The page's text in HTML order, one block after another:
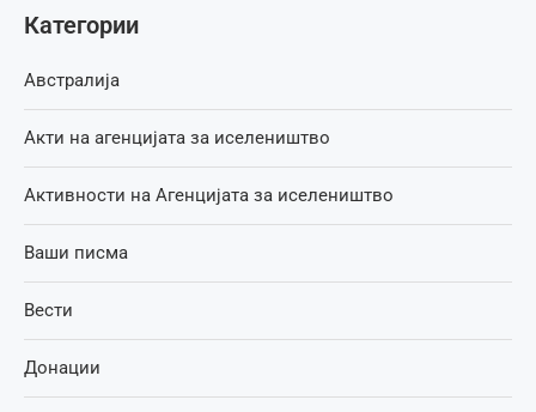
Категории
Австралија
Акти на агенцијата за иселеништво
Активности на Агенцијата за иселеништво
Ваши писма
Вести
Донации